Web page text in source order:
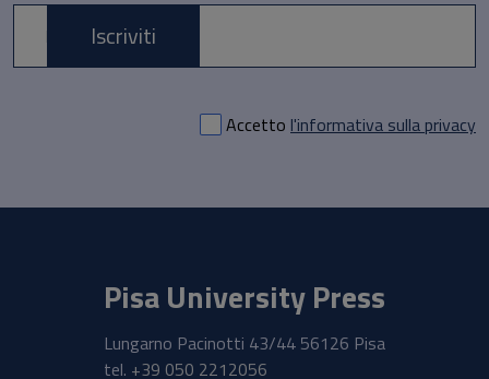
E-mail *
Accetto l'informativa sulla privacy
Iscriviti
Pisa University Press
Lungarno Pacinotti 43/44 56126 Pisa
tel. +39 050 2212056